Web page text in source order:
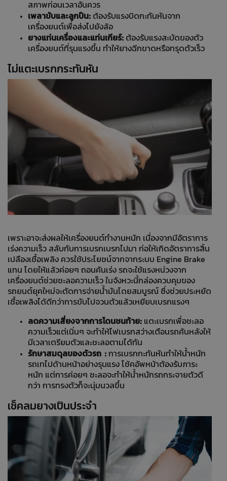
สภาพก่อนเวลาอันควร
เพลาขับและลูกปืน: ต้องรับแรงบิดกะทันหันจาก
เครื่องยนต์เพื่อส่งไปยังล้อ
ยางแท่นเครื่องและแท่นเกียร์: ต้องรับแรงสะบัดของตัว
เครื่องยนต์ที่รุนแรงขึ้น ทำให้ยางฉีกขาดหรือทรุดตัวเร็ว
ไม่แตะเบรกกระทันหัน
เพราะอาจะส่งผลให้เครื่องยนต์ทำงานหนัก เนื่องจากมีอัตราการ
เร่งความเร็ว สลับกับการเบรกเบรกไปมา ก่อให้เกิดอัตราการสิ้น
เปลืองเชื้อเพลิง ควรใช้ประโยชน์จากจากระบบ Engine Brake
แทน โดยให้แล้วค่อยๆ ถอนคันเร่ง รถจะใช้แรงหน่วงจาก
เครื่องยนต์ช่วยชะลอความเร็ว ในจังหวะนี้กล่องควบคุมของ
รถยนต์ยุคใหม่จะตัดการจ่ายน้ำมันโดยสมบูรณ์ ซึ่งช่วยประหยัด
เชื้อเพลิงได้ดีกว่าการขับไปจวนตัวแล้วเหยียบเบรกแรงๆ
ลดความเสี่ยงจากการโดนชนท้าย: แตะเบรกเพื่อชะลอ
ความเร็วแต่เนิ่นๆ จะทำให้ไฟเบรกสว่างเตือนรถคันหลังให้
มีเวลาเตรียมตัวและชะลอตามได้ทัน
รักษาสมดุลของตัวรถ : การเบรกกะทันหันทำให้น้ำหนัก
รถเทไปด้านหน้าอย่างรุนแรง โช้คอัพหน้าต้องรับภาระ
หนัก แต่การค่อยๆ ชะลอจะทำให้น้ำหนักรถกระจายตัวดี
กว่า การทรงตัวก็จะนุ่มนวลขึ้น
เช็คลมยางเป็นประจำ